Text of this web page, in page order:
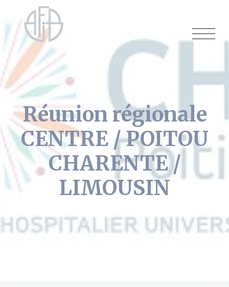
Réunion régionale
CENTRE / POITOU
CHARENTE /
LIMOUSIN
Cookies management panel